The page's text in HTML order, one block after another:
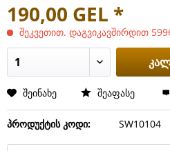
190,00 GEL *
შეკვეთით. დაგვიკავშირდით
შეინახე შეაფასე
პროდუქტის კოდი: SW10104